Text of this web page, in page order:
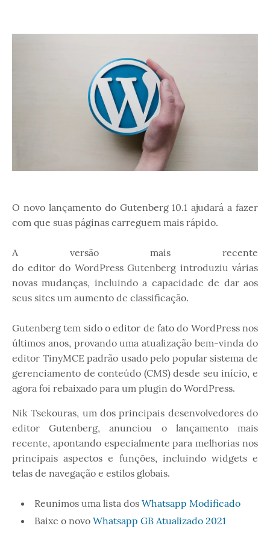
O novo lançamento do Gutenberg 10.1 ajudará a fazer
com que suas páginas carreguem mais rápido.
A versão mais recente
do editor do WordPress Gutenberg introduziu várias
novas mudanças, incluindo a capacidade de dar aos
seus sites um aumento de classificação.
Gutenberg tem sido o editor de fato do WordPress nos
últimos anos, provando uma atualização bem-vinda do
editor TinyMCE padrão usado pelo popular sistema de
gerenciamento de conteúdo (CMS) desde seu início, e
agora foi rebaixado para um plugin do WordPress.
Nik Tsekouras, um dos principais desenvolvedores do
editor Gutenberg, anunciou o lançamento mais
recente, apontando especialmente para melhorias nos
principais aspectos e funções, incluindo widgets e
telas de navegação e estilos globais.
Reunimos uma lista dos Whatsapp Modificado
Baixe o novo Whatsapp GB Atualizado 2021